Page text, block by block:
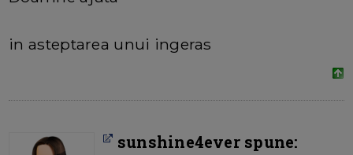
in asteptarea unui ingeras
sunshine4ever spune: